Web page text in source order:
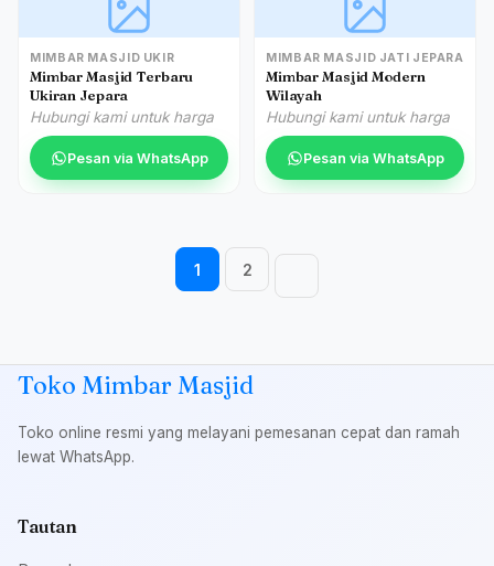
MIMBAR MASJID UKIR
Mimbar Masjid Terbaru
Ukiran Jepara
Hubungi kami untuk harga
Pesan via WhatsApp
MIMBAR MASJID JATI JEPARA
Mimbar Masjid Modern
Wilayah
Hubungi kami untuk harga
Pesan via WhatsApp
Navigasi halaman
1 2
Toko Mimbar Masjid
Toko online resmi yang melayani pemesanan cepat dan ramah
lewat WhatsApp.
Tautan